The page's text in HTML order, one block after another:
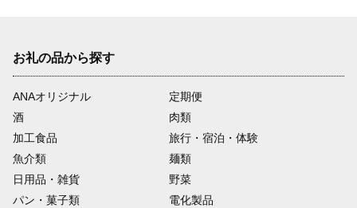
お礼の品から探す
ANAオリジナル
定期便
酒
肉類
加工食品
旅行・宿泊・体験
魚介類
麺類
日用品・雑貨
野菜
パン・菓子類
電化製品